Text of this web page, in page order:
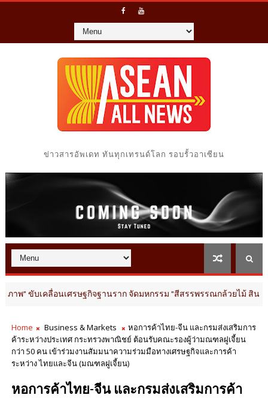
ข่าวสารอัพเดท ทันทุกเทรนด์โลก รอบรั้วอาเซียน
นเศรษฐกิจฐานราก จัดมหกรรม "สีสรรพรรณกล้วยไม้ สินค้าเกษตรดี นค
Home Business & Markets
หอการค้าไทย-จีน และกรมส่งเสริมการ
ค้าระหว่างประเทศ กระทรวงพาณิชย์ ต้อนรับคณะรองผู้ว่ามณฑลฝูเจี้ยน
กว่า 50 คน เข้าร่วมงานสัมมนาความร่วมมือทางเศรษฐกิจและการค้า
ระหว่าง ไทยและจีน (มณฑลฝูเจี้ยน)
หอการค้าไทย-จีน และกรมส่งเสริมการค้า